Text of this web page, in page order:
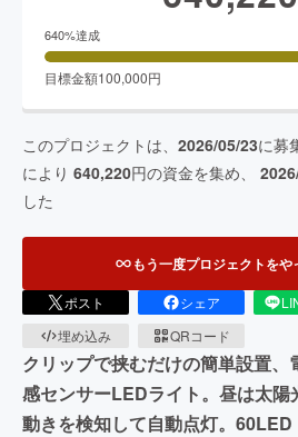
640%達成
目標金額100,000円
このプロジェクトは、 2026/05/23に募
により 640,220円の資金を集め、
した
もう一度プロジェクトをや
ポスト シェア
埋め込み
QRコード
クリップで挟むだけの簡単設置、
感センサーLEDライト。昼は太陽
動きを検知して自動点灯。